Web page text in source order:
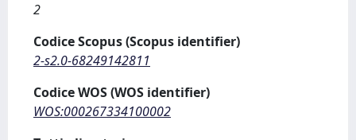
2
Codice Scopus (Scopus identifier)
2-s2.0-68249142811
Codice WOS (WOS identifier)
WOS:000267334100002